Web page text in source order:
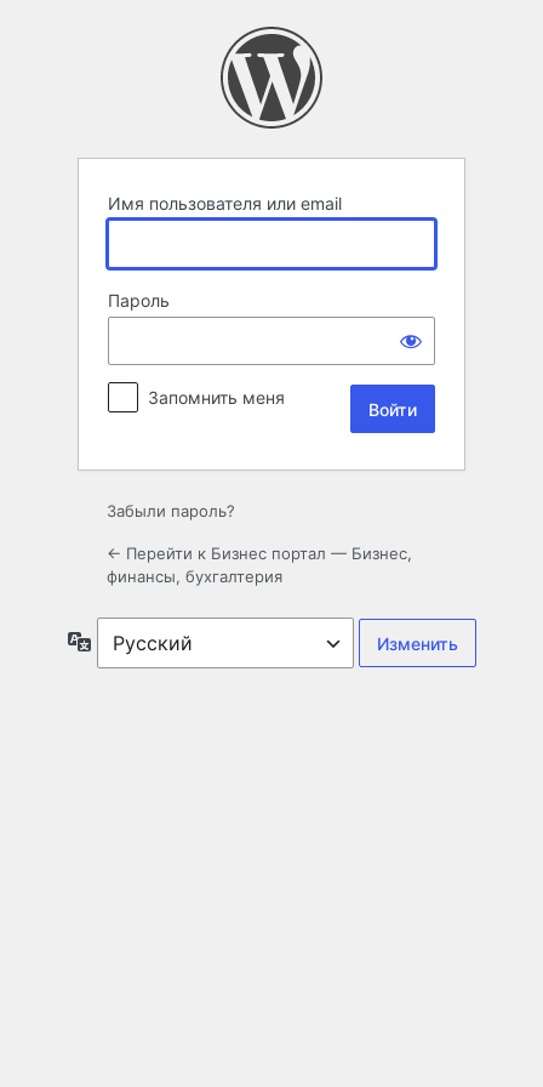
Имя пользователя или email
Пароль
Запомнить меня
Забыли пароль?
← Перейти к Бизнес портал — Бизнес,
финансы, бухгалтерия
Язык